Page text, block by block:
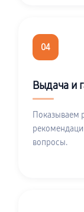
04
Выдача и
Показываем
вопросы.